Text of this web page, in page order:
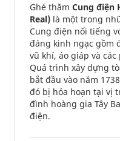
Ghé thăm Cung điện
Real) là một trong
Cung điện nổi tiếng
đáng kinh ngạc gồm
vũ khí, áo giáp và
Quá trình xây dựng
bắt đầu vào năm
đó bị hỏa hoạn tại vị
đình hoàng gia Tây
điện.